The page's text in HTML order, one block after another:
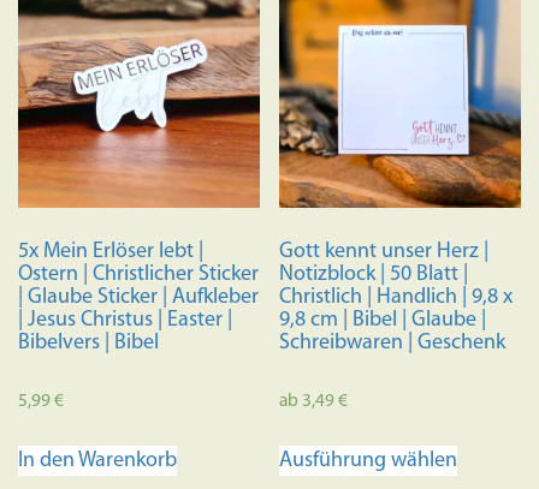
5x Mein Erlöser lebt |
Ostern | Christlicher Sticker
| Glaube Sticker | Aufkleber
| Jesus Christus | Easter |
Bibelvers | Bibel
5,99€
In den Warenkorb
Gott kennt unser Herz |
Notizblock | 50 Blatt |
Christlich | Handlich | 9,8 x
9,8 cm | Bibel | Glaube |
Schreibwaren | Geschenk
ab 3,49€
Ausführung wählen